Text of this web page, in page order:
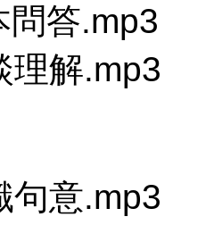
問答.mp3
理解.mp3
句意.mp3